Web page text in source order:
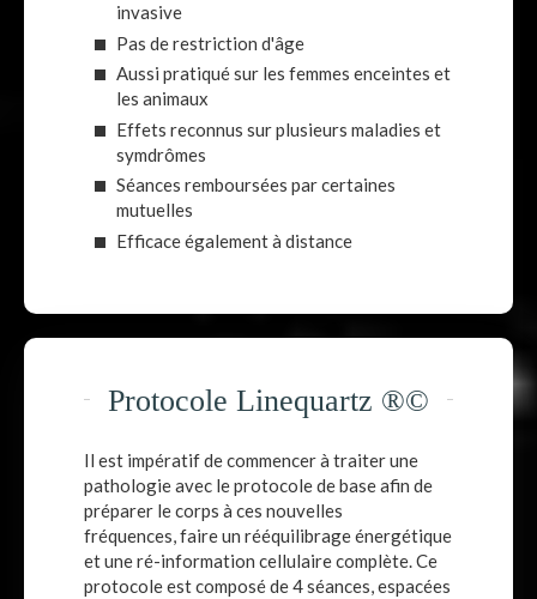
invasive
Pas de restriction d'âge
Aussi pratiqué sur les femmes enceintes et
les animaux
Effets reconnus sur plusieurs maladies et
symdrômes
Séances remboursées par certaines
mutuelles
Efficace également à distance
Protocole Linequartz ®©
Il est impératif de commencer à traiter une
pathologie avec le protocole de base afin de
préparer le corps à ces nouvelles
fréquences, faire un rééquilibrage énergétique
et une ré-information cellulaire complète. Ce
protocole est composé de 4 séances, espacées